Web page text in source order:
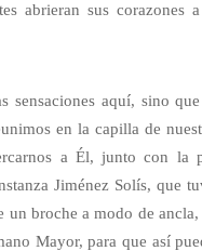
abrieran sus corazones
sensaciones aquí, sino
en la capilla de
a Él, junto con la
Jiménez Solís, que
un broche a modo de
Mayor, para que así